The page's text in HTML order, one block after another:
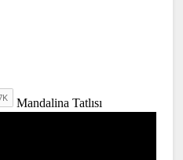
Mandalina Tatlısı